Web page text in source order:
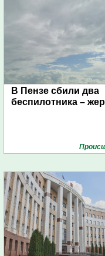
В Пензе сбили два
беспилотника –